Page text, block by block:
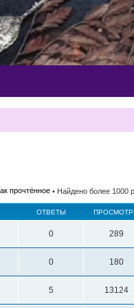
прочтённое • Найдено более 1000
ОТВЕТЫ
0 289
0 180
5 13124